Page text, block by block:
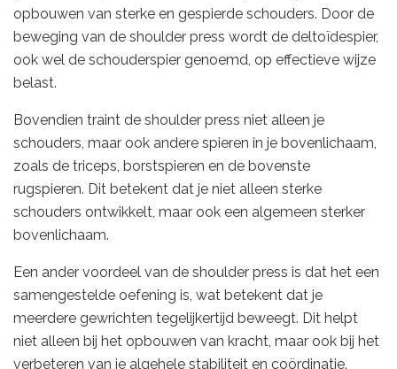
opbouwen van sterke en gespierde schouders. Door de
beweging van de shoulder press wordt de deltoïdespier,
ook wel de schouderspier genoemd, op effectieve wijze
belast.
Bovendien traint de shoulder press niet alleen je
schouders, maar ook andere spieren in je bovenlichaam,
zoals de triceps, borstspieren en de bovenste
rugspieren. Dit betekent dat je niet alleen sterke
schouders ontwikkelt, maar ook een algemeen sterker
bovenlichaam.
Een ander voordeel van de shoulder press is dat het een
samengestelde oefening is, wat betekent dat je
meerdere gewrichten tegelijkertijd beweegt. Dit helpt
niet alleen bij het opbouwen van kracht, maar ook bij het
verbeteren van je algehele stabiliteit en coördinatie.